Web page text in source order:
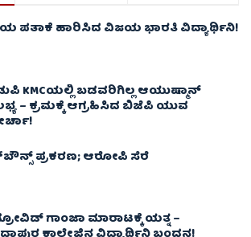
ಪತಾಕೆ ಹಾರಿಸಿದ ವಿಜಯ ಭಾರತಿ ವಿದ್ಯಾರ್ಥಿನಿ!
KMCಯಲ್ಲಿ ಬಡವರಿಗಿಲ್ಲ ಆಯುಷ್ಮಾನ್
– ಕ್ರಮಕ್ಕೆ ಆಗ್ರಹಿಸಿದ ಬಿಜೆಪಿ ಯುವ
ಪ್ರಕರಣ; ಆರೋಪಿ ಸೆರೆ
ಗಾಂಜಾ ಮಾರಾಟಕ್ಕೆ ಯತ್ನ –